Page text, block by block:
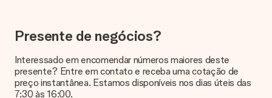
compras, pode adicionar um cartão com uma mensagem sua
ao seu presente! Assim, o destinatário saberá quem lhe
enviou o presente.
O meu presente vai embrulhado?
De momento, ainda não oferecemos um serviço de embrulho.
Presente de negócios?
Interessado em encomendar números maiores deste
presente? Entre em contato e receba uma cotação de
preço instantânea. Estamos disponíveis nos dias úteis das
7:30 às 16:00.